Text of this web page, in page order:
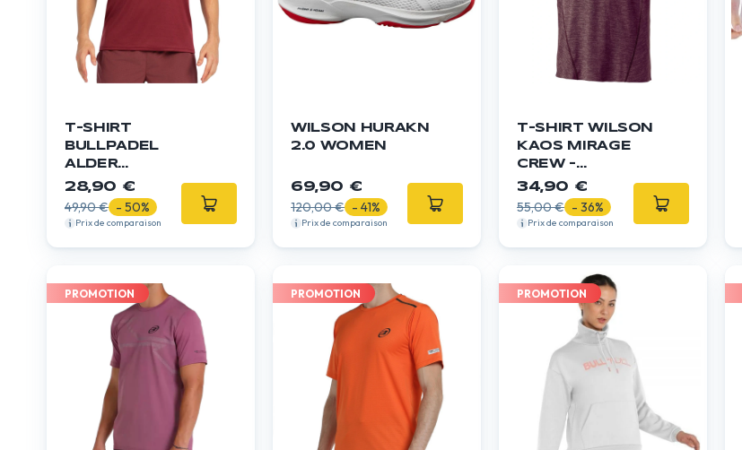
T-SHIRT
BULLPADEL
ALDER
BORDEAUX
28,90 €
49,90 € - 50%
Prix de comparaison
WILSON HURAKN
2.0 WOMEN
69,90 €
120,00 € - 41%
Prix de comparaison
T-SHIRT WILSON
KAOS MIRAGE
CREW -
BORDEAUX
34,90 €
55,00 € - 36%
Prix de comparaison
PROMOTION PROMOTION PROMOTION